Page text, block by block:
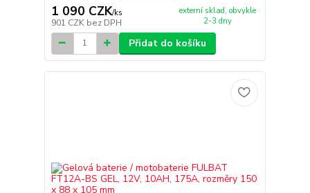
1 090 CZK/ks
901 CZK bez DPH
externí sklad, obvykle
2-3 dny
Přidat do košíku